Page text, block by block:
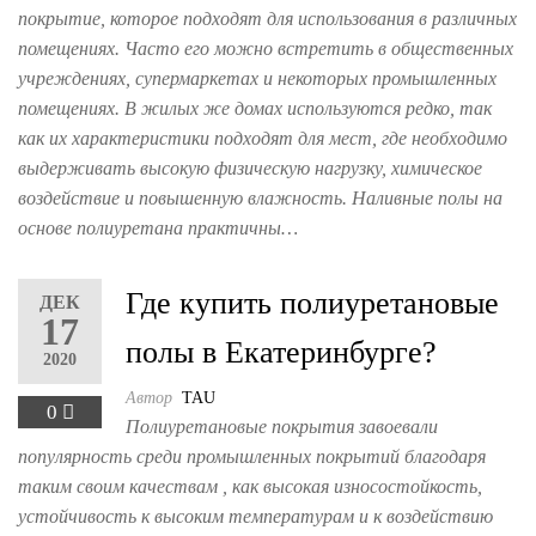
покрытие, которое подходят для использования в различных
помещениях. Часто его можно встретить в общественных
учреждениях, супермаркетах и некоторых промышленных
помещениях. В жилых же домах используются редко, так
как их характеристики подходят для мест, где необходимо
выдерживать высокую физическую нагрузку, химическое
воздействие и повышенную влажность. Наливные полы на
основе полиуретана практичны…
ДЕК
17
2020
0
Где купить полиуретановые
полы в Екатеринбурге?
Автор TAU
Полиуретановые покрытия завоевали
популярность среди промышленных покрытий благодаря
таким своим качествам , как высокая износостойкость,
устойчивость к высоким температурам и к воздействию